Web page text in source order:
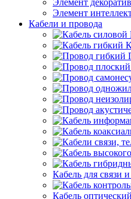
Элемент
Элемент
Кабели и провода
Кабель для связи
Кабель оптический